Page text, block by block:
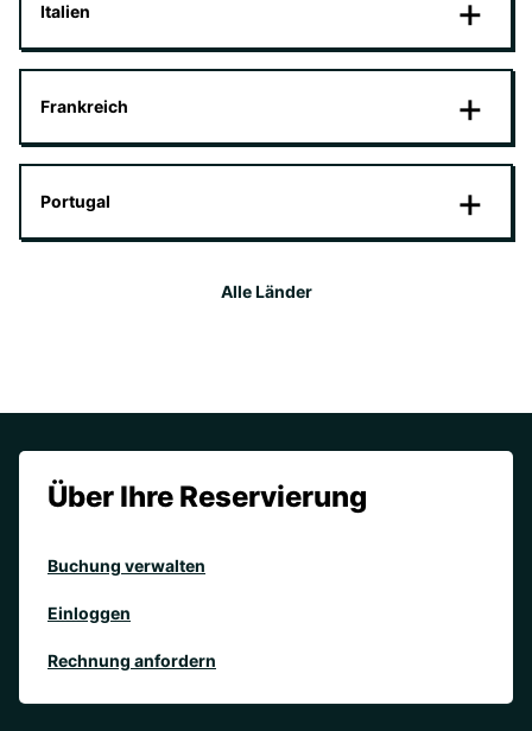
Italien
Frankreich
Portugal
Alle Länder
Über Ihre Reservierung
Buchung verwalten
Einloggen
Rechnung anfordern